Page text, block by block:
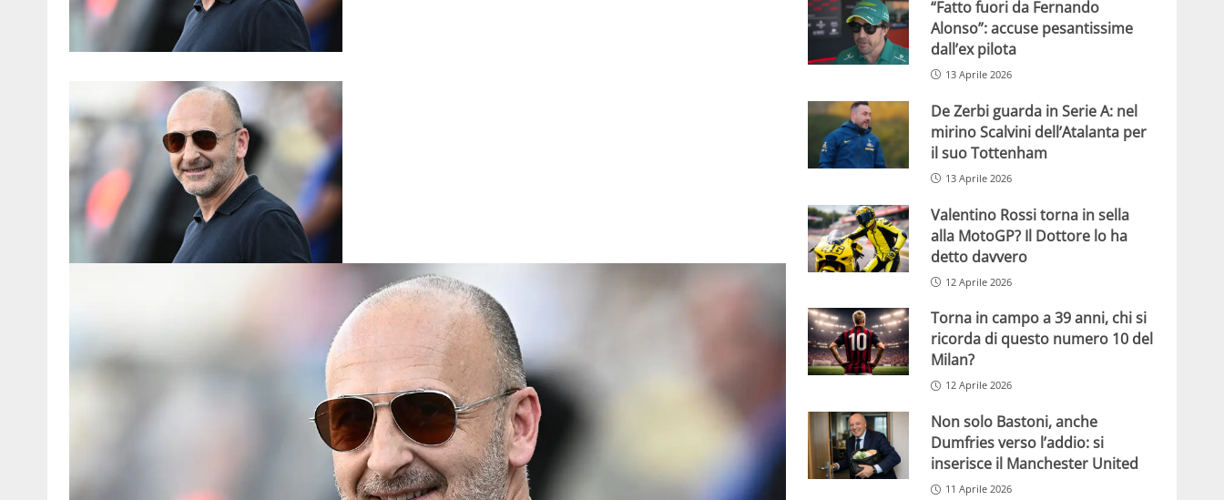
“Fatto fuori da Fernando
Alonso”: accuse pesantissime
dall’ex pilota
13 Aprile 2026
De Zerbi guarda in Serie A: nel
mirino Scalvini dell’Atalanta per
il suo Tottenham
13 Aprile 2026
Valentino Rossi torna in sella
alla MotoGP? Il Dottore lo ha
detto davvero
12 Aprile 2026
Torna in campo a 39 anni, chi si
ricorda di questo numero 10 del
Milan?
12 Aprile 2026
Non solo Bastoni, anche
Dumfries verso l’addio: si
inserisce il Manchester United
11 Aprile 2026